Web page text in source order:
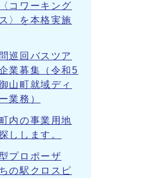
コワーキング
〉を本格実施
巡回バスツア
業募集（令和5
山町就域ディ
業務）
内の事業用地
しします。
プロポーザ
の駅クロスピ